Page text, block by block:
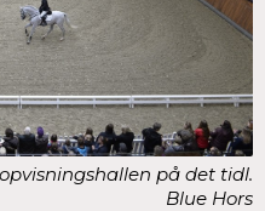
på det tidl.
Blue Hors